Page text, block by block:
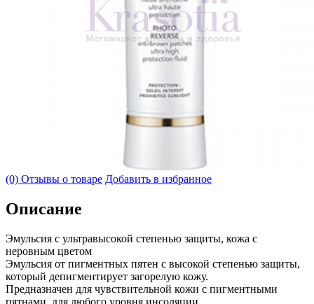
(0) Отзывы о товаре Добавить в избранное
Описание
Эмульсия с ультравысокой степенью защиты, кожа с
неровным цветом
Эмульсия от пигментных пятен с высокой степенью защиты,
который депигментирует загорелую кожу.
Предназначен для чувствительной кожи с пигментными
пятнами, для любого уровня инсоляции.